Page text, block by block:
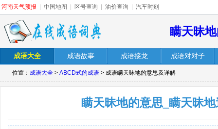
河南天气预报 中国地图 区号查询 油价查询 汽车时刻
瞒天昧
成语大全 成语故事 成语接龙 成语对对子
位置： 成语大全 > ABCD式的成语 > 成语瞒天昧地的意思及详解
瞒天昧地的意思_瞒天昧